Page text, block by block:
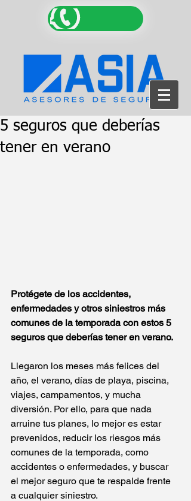
5 seguros que deberías
tener en verano
Protégete de los accidentes,
enfermedades y otros siniestros más
comunes de la temporada con estos 5
seguros que deberías tener en verano.
Llegaron los meses más felices del
año, el verano, días de playa, piscina,
viajes, campamentos, y mucha
diversión. Por ello, para que nada
arruine tus planes, lo mejor es estar
prevenidos, reducir los riesgos más
comunes de la temporada, como
accidentes o enfermedades, y buscar
el mejor seguro que te respalde frente
a cualquier siniestro.